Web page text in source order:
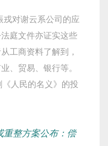
对谢云系公司的应
庭文件亦证实这些
工商资料了解到，
、贸易、银行等。
人民的名义》的投
重整方案公布：偿